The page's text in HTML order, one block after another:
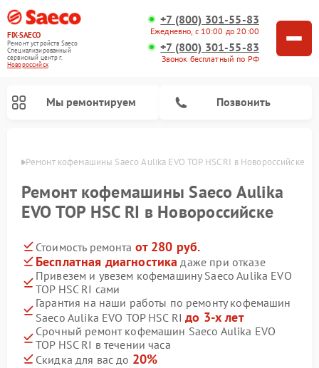
FIX-SAECO
Ремонт устройств Saeco
Специализированный
cервисный центр г.
Новороссийск
+7 (800) 301-55-83
Ежедневно, с 10:00 до 20:00
+7 (800) 301-55-83
Звонок бесплатный по РФ
Мы ремонтируем Позвонить
Ремонт кофемашины Saeco Aulika EVO TOP HSC RI в Новороссийске
Ремонт кофемашины Saeco Aulika
EVO TOP HSC RI в Новороссийске
Стоимость ремонта от 280 руб.
Бесплатная диагностика даже при отказе
Привезем и увезем кофемашину Saeco Aulika EVO
TOP HSC RI сами
Гарантия на наши работы по ремонту кофемашин
Saeco Aulika EVO TOP HSC RIдо 3-х лет
Срочный ремонт кофемашин Saeco Aulika EVO
TOP HSC RI в течении часа
Скидка для вас до 20%